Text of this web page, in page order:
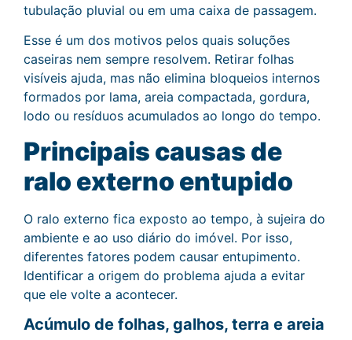
tubulação pluvial ou em uma caixa de passagem.
Esse é um dos motivos pelos quais soluções
caseiras nem sempre resolvem. Retirar folhas
visíveis ajuda, mas não elimina bloqueios internos
formados por lama, areia compactada, gordura,
lodo ou resíduos acumulados ao longo do tempo.
Principais causas de
ralo externo entupido
O ralo externo fica exposto ao tempo, à sujeira do
ambiente e ao uso diário do imóvel. Por isso,
diferentes fatores podem causar entupimento.
Identificar a origem do problema ajuda a evitar
que ele volte a acontecer.
Acúmulo de folhas, galhos, terra e areia